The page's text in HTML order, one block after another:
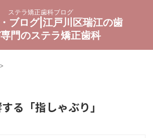
ステラ矯正歯科ブログ
ブログ|江戸川区瑞江の歯
門のステラ矯正歯科
>
る「指しゃぶり」